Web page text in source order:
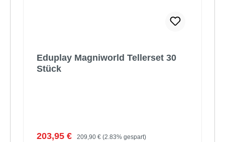
Eduplay Magniworld Tellerset 30
Stück
Verkaufspreis:
203,95 € Regulärer Preis:
209,90 € (2.83% gespart)